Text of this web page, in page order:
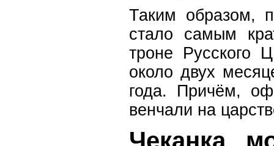
Таким образом,
стало самым
троне Русского
около двух
года. Причём,
венчали на
Чеканка